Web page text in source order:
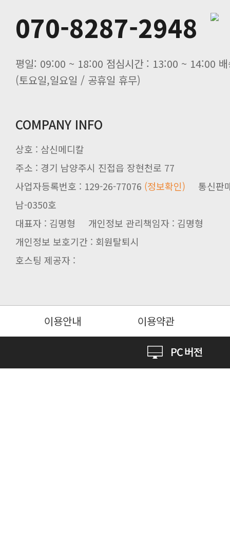
070-8287-2948
평일: 09:00 ~ 18:00 점심시간 : 13:00 ~ 14:00
(토요일,일요일 / 공휴일 휴무)
COMPANY INFO
상호 : 삼신메디칼
주소 : 경기 남양주시 진접읍 장현천로 77
사업자등록번호 : 129-26-77076 (정보확인) 통신판
남-0350호
대표자 : 김명형 개인정보 관리책임자 : 김명형
개인정보 보호기간 : 회원탈퇴시
호스팅 제공자 :
이용안내 이용약관